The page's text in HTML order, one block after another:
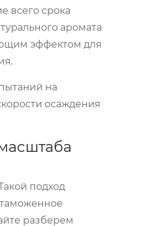
всего срока
аромата
эффектом для
на
осаждения
подход
таможенное
разберем